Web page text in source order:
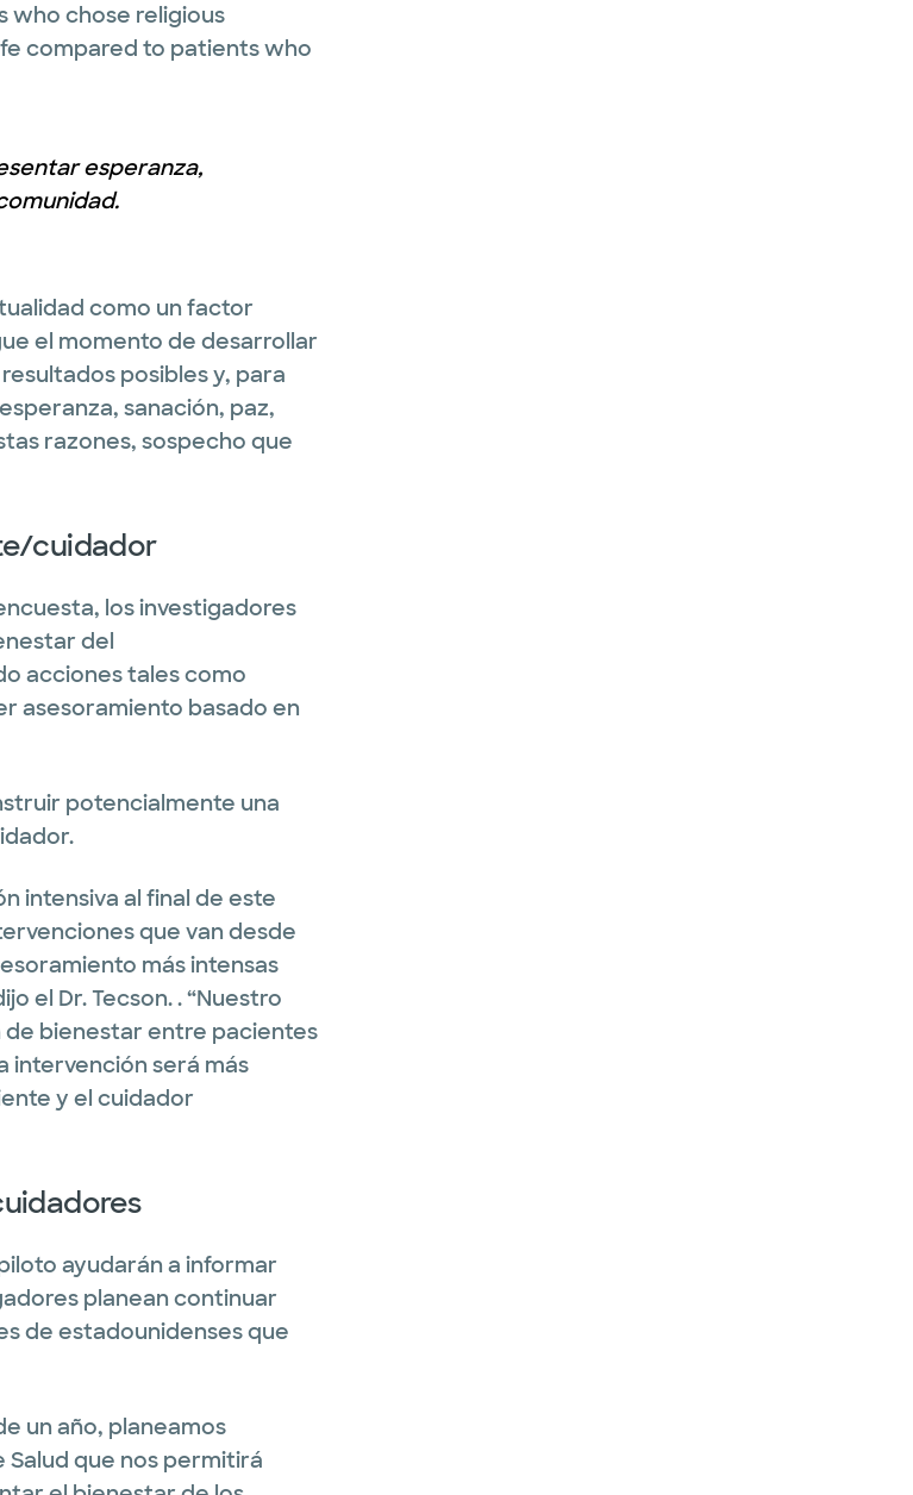
who chose religious
compared to patients who
esperanza,
como un factor
el momento de desarrollar
posibles y, para
sanación, paz,
razones, sospecho que
cuidador
los investigadores
del
acciones tales como
asesoramiento basado en
potencialmente una
intensiva al final de este
que van desde
más intensas
el Dr. Tecson. . “Nuestro
de bienestar entre pacientes
intervención será más
y el cuidador
ayudarán a informar
planean continuar
de estadounidenses que
un año, planeamos
Salud que nos permitirá